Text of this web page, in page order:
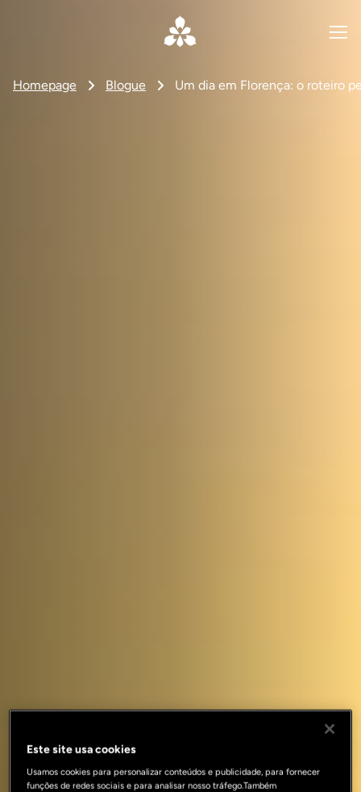
Homepage Blogue Um dia em Florença: o roteiro
Este site usa cookies
Usamos cookies para personalizar conteúdos e publicidade, para fornecer
funções de redes sociais e para analisar nosso tráfego.Também